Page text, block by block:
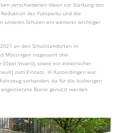
verschiedenen Ideen zur Stärkung des
des Fuhrparks und die
unseren Schulen ein weiterer wichtiger
an den Schulstandorten in
Mössingen insgesamt drei
(Opel Vivaro), sowie ein elektrischer
zum Einsatz. In Kusterdingen war
vorhanden, da für die bisherigen
Busse genutzt werden